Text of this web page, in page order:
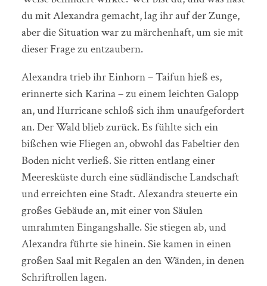
du mit Alexandra gemacht, lag ihr auf der Zunge,
aber die Situation war zu märchenhaft, um sie mit
dieser Frage zu entzaubern.
Alexandra trieb ihr Einhorn – Taifun hieß es,
erinnerte sich Karina – zu einem leichten Galopp
an, und Hurricane schloß sich ihm unaufgefordert
an. Der Wald blieb zurück. Es fühlte sich ein
bißchen wie Fliegen an, obwohl das Fabeltier den
Boden nicht verließ. Sie ritten entlang einer
Meeresküste durch eine südländische Landschaft
und erreichten eine Stadt. Alexandra steuerte ein
großes Gebäude an, mit einer von Säulen
umrahmten Eingangshalle. Sie stiegen ab, und
Alexandra führte sie hinein. Sie kamen in einen
großen Saal mit Regalen an den Wänden, in denen
Schriftrollen lagen.